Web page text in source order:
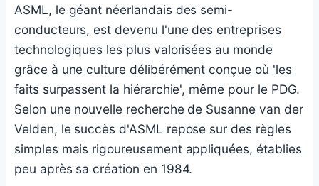
ASML, le géant néerlandais des semi-
conducteurs, est devenu l'une des entreprises
technologiques les plus valorisées au monde
grâce à une culture délibérément conçue où 'les
faits surpassent la hiérarchie', même pour le PDG.
Selon une nouvelle recherche de Susanne van der
Velden, le succès d'ASML repose sur des règles
simples mais rigoureusement appliquées, établies
peu après sa création en 1984.